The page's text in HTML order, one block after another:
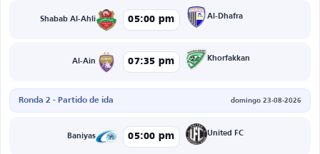
Shabab Al-Ahli 05:00 pm Al-Dhafra
Al-Ain 07:35 pm Khorfakkan
Ronda 2 - Partido de ida domingo 23-08-2026
Baniyas 05:00 pm United FC